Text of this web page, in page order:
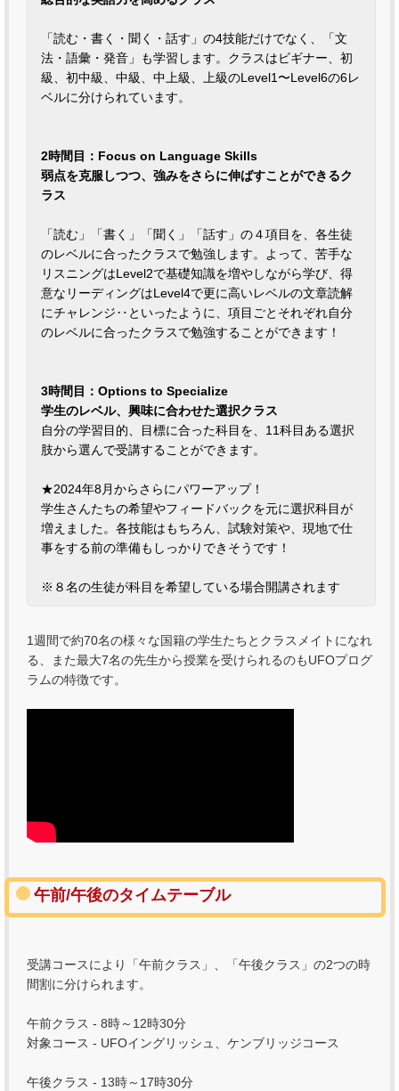
「読む・書く・聞く・話す」の4技能だけでなく、「文
法・語彙・発音」も学習します。クラスはビギナー、初
級、初中級、中級、中上級、上級のLevel1〜Level6の6レ
ベルに分けられています。
2時間目：Focus on Language Skills
弱点を克服しつつ、強みをさらに伸ばすことができるク
ラス
「読む」「書く」「聞く」「話す」の４項目を、各生徒
のレベルに合ったクラスで勉強します。よって、苦手な
リスニングはLevel2で基礎知識を増やしながら学び、得
意なリーディングはLevel4で更に高いレベルの文章読解
にチャレンジ‥といったように、項目ごとそれぞれ自分
のレベルに合ったクラスで勉強することができます！
3時間目：Options to Specialize
学生のレベル、興味に合わせた選択クラス
自分の学習目的、目標に合った科目を、11科目ある選択
肢から選んで受講することができます。
★2024年8月からさらにパワーアップ！
学生さんたちの希望やフィードバックを元に選択科目が
増えました。各技能はもちろん、試験対策や、現地で仕
事をする前の準備もしっかりできそうです！
※８名の生徒が科目を希望している場合開講されます
1週間で約70名の様々な国籍の学生たちとクラスメイトになれ
る、また最大7名の先生から授業を受けられるのもUFOプログ
ラムの特徴です。
午前/午後のタイムテーブル
受講コースにより「午前クラス」、「午後クラス」の2つの時
間割に分けられます。
午前クラス - 8時～12時30分
対象コース - UFOイングリッシュ、ケンブリッジコース
午後クラス - 13時～17時30分